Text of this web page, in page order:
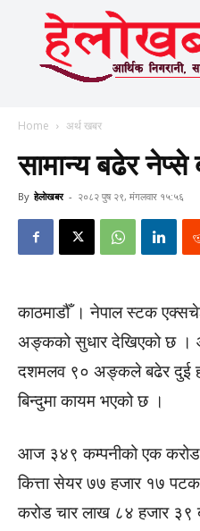
Home अर्थ खबर
सामान्य बढेर नेप्से
By हेलाेखबर - २०८२ पुष २९, मंगलवार १५:५६
काठमाडौँ । नेपाल स्टक
अङ्कको सुधार देखिएको छ ।
दशमलव ९० अङ्कले बढेर दुई
बिन्दुमा कायम भएको छ ।
आज ३४९ कम्पनीको एक
कित्ता सेयर ७७ हजार १७
करोड चार लाख ८४ हजार ३९